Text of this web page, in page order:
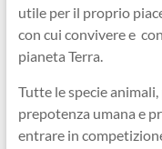
utile per il proprio
con cui convivere e
pianeta Terra.
Tutte le specie
prepotenza umana e
entrare in